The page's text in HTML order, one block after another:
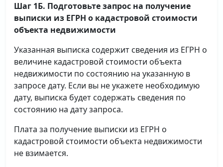
Шаг 1Б. Подготовьте запрос на получение
выписки из ЕГРН о кадастровой стоимости
объекта недвижимости
Указанная выписка содержит сведения из ЕГРН о
величине кадастровой стоимости объекта
недвижимости по состоянию на указанную в
запросе дату. Если вы не укажете необходимую
дату, выписка будет содержать сведения по
состоянию на дату запроса.
Плата за получение выписки из ЕГРН о
кадастровой стоимости объекта недвижимости
не взимается.